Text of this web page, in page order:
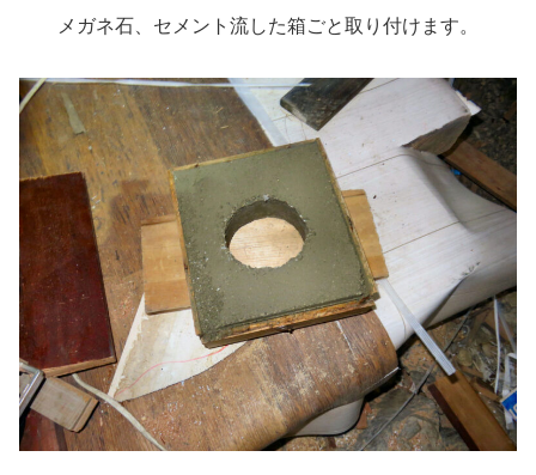
メガネ石、セメント流した箱ごと取り付けます。